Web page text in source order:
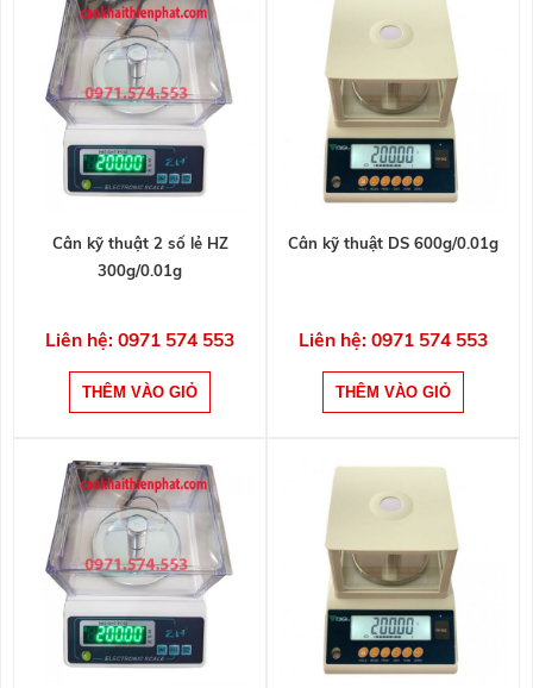
Cân kỹ thuật 2 số lẻ HZ
300g/0.01g
Liên hệ: 0971 574 553
Cân kỹ thuật DS 600g/0.01g
Liên hệ: 0971 574 553